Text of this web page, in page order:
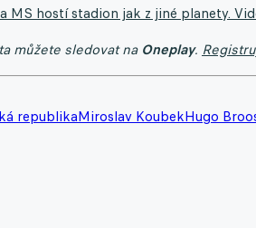
MS hostí stadion jak z jiné planety.
můžete sledovat na Oneplay.
republikaMiroslav KoubekHugo